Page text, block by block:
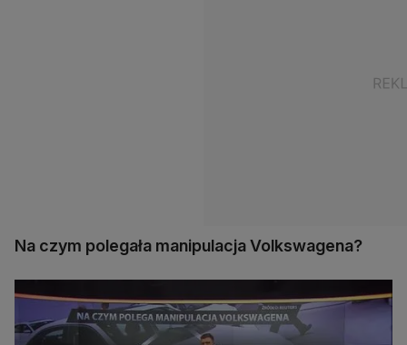
Na czym polegała manipulacja Volkswagena?